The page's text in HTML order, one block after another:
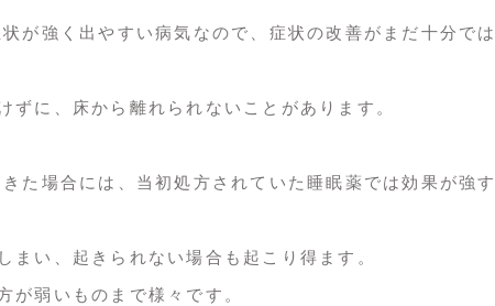
が強く出やすい病気なので、症状の改善がまだ十分では
ずに、床から離れられないことがあります。
た場合には、当初処方されていた睡眠薬では効果が強す
まい、起きられない場合も起こり得ます。
が弱いものまで様々です。